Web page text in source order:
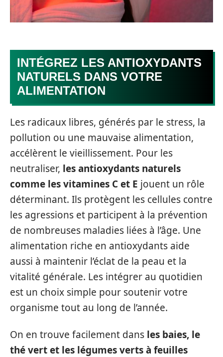
INTÉGREZ LES ANTIOXYDANTS
NATURELS DANS VOTRE
ALIMENTATION
Les radicaux libres, générés par le stress, la
pollution ou une mauvaise alimentation,
accélèrent le vieillissement. Pour les
neutraliser, les antioxydants naturels
comme les vitamines C et E jouent un rôle
déterminant. Ils protègent les cellules contre
les agressions et participent à la prévention
de nombreuses maladies liées à l’âge. Une
alimentation riche en antioxydants aide
aussi à maintenir l’éclat de la peau et la
vitalité générale. Les intégrer au quotidien
est un choix simple pour soutenir votre
organisme tout au long de l’année.
On en trouve facilement dans les baies, le
thé vert et les légumes verts à feuilles